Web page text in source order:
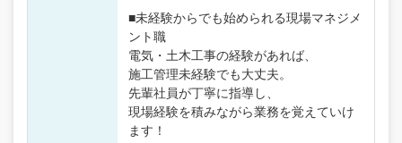
■未経験からでも始められる現場マネジメ
ント職
電気・土木工事の経験があれば、
施工管理未経験でも大丈夫。
先輩社員が丁寧に指導し、
現場経験を積みながら業務を覚えていけ
ます！